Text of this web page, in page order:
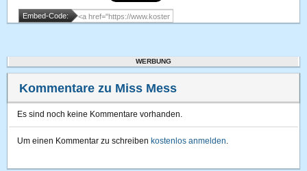
Embed-Code:
WERBUNG
Kommentare zu Miss Mess
Es sind noch keine Kommentare vorhanden.
Um einen Kommentar zu schreiben kostenlos anmelden.